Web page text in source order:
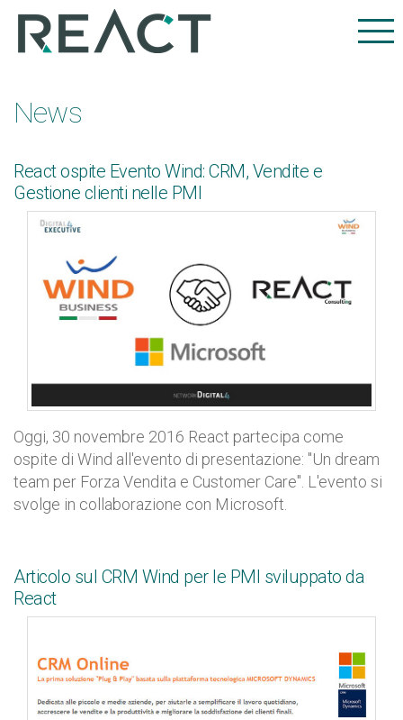
News
React ospite Evento Wind: CRM, Vendite e
Gestione clienti nelle PMI
Oggi, 30 novembre 2016 React partecipa come
ospite di Wind all'evento di presentazione: "Un dream
team per Forza Vendita e Customer Care". L'evento si
svolge in collaborazione con Microsoft.
Articolo sul CRM Wind per le PMI sviluppato da
React